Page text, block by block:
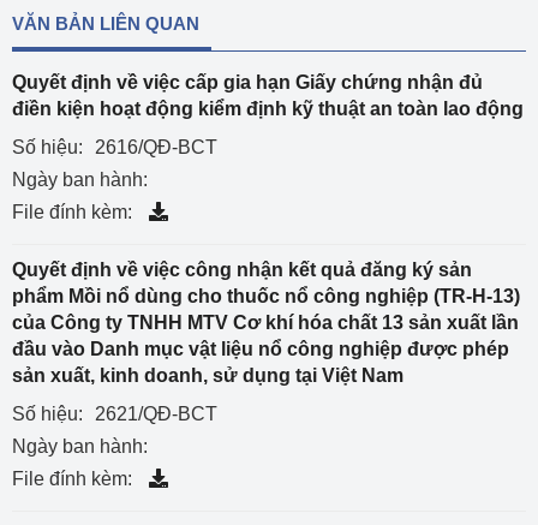
VĂN BẢN LIÊN QUAN
Quyết định về việc cấp gia hạn Giấy chứng nhận đủ
điền kiện hoạt động kiểm định kỹ thuật an toàn lao động
Số hiệu:
2616/QĐ-BCT
Ngày ban hành:
File đính kèm:
Quyết định về việc công nhận kết quả đăng ký sản
phẩm Mồi nổ dùng cho thuốc nổ công nghiệp (TR-H-13)
của Công ty TNHH MTV Cơ khí hóa chất 13 sản xuất lần
đầu vào Danh mục vật liệu nổ công nghiệp được phép
sản xuất, kinh doanh, sử dụng tại Việt Nam
Số hiệu:
2621/QĐ-BCT
Ngày ban hành:
File đính kèm: